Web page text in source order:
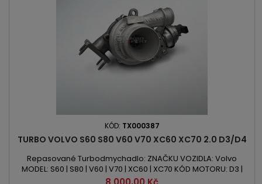
KÓD: TX000387
TURBO VOLVO S60 S80 V60 V70 XC60 XC70 2.0 D3/D4
Repasované Turbodmychadlo: ZNAČKU VOZIDLA: Volvo
MODEL: S60 | S80 | V60 | V70 | XC60 | XC70 KÓD MOTORU: D3 |
D5204T3 | D5204T7 OBSAH: 1984ccm | 2.0 D3 | D4 VÝKON: 136PS
Cena